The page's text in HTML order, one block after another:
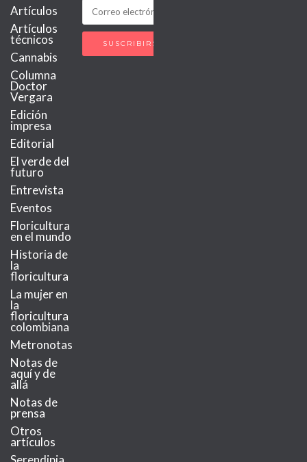
Artículos
Artículos
técnicos
Cannabis
Columna
Doctor
Vergara
Edición
impresa
Editorial
El verde del
futuro
Entrevista
Eventos
Floricultura
en el mundo
Historia de
la
floricultura
La mujer en
la
floricultura
colombiana
Metronotas
Notas de
aquí y de
allá
Notas de
prensa
Otros
artículos